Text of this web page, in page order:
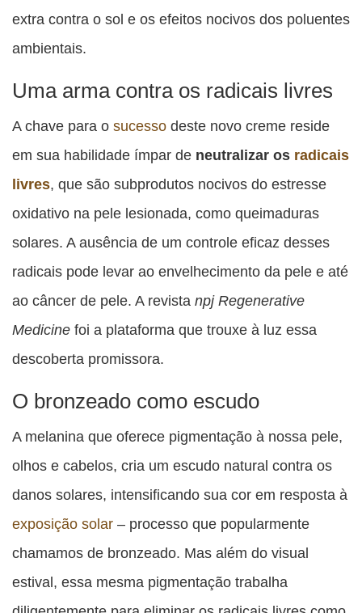
extra contra o sol e os efeitos nocivos dos poluentes
ambientais.
Uma arma contra os radicais livres
A chave para o sucesso deste novo creme reside
em sua habilidade ímpar de neutralizar os radicais
livres, que são subprodutos nocivos do estresse
oxidativo na pele lesionada, como queimaduras
solares. A ausência de um controle eficaz desses
radicais pode levar ao envelhecimento da pele e até
ao câncer de pele. A revista npj Regenerative
Medicine foi a plataforma que trouxe à luz essa
descoberta promissora.
O bronzeado como escudo
A melanina que oferece pigmentação à nossa pele,
olhos e cabelos, cria um escudo natural contra os
danos solares, intensificando sua cor em resposta à
exposição solar – processo que popularmente
chamamos de bronzeado. Mas além do visual
estival, essa mesma pigmentação trabalha